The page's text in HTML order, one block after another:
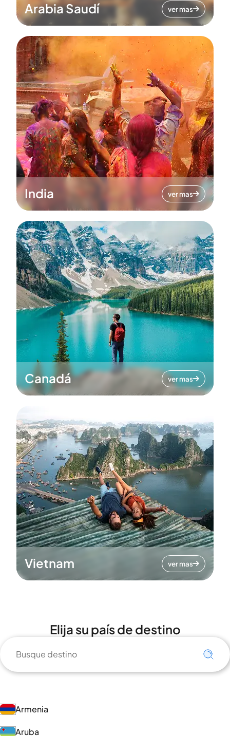
Arabia Saudí ver mas
India ver mas
Canadá ver mas
Vietnam ver mas
Elija su país de destino
Armenia
Aruba